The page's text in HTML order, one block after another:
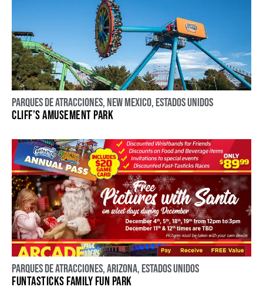
Parques de atracciones,New Mexico,Estados Unidos
CLIFF’S AMUSEMENT PARK
Parques de atracciones,Arizona,Estados Unidos
FUNTASTICKS FAMILY FUN PARK